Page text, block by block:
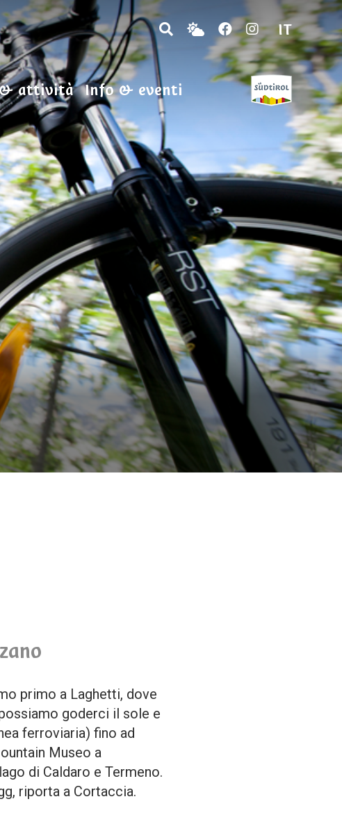
IT
& attività Info & eventi
primo a Laghetti, dove
goderci il sole e
ferroviaria) fino ad
Museo a
di Caldaro e Termeno.
riporta a Cortaccia.